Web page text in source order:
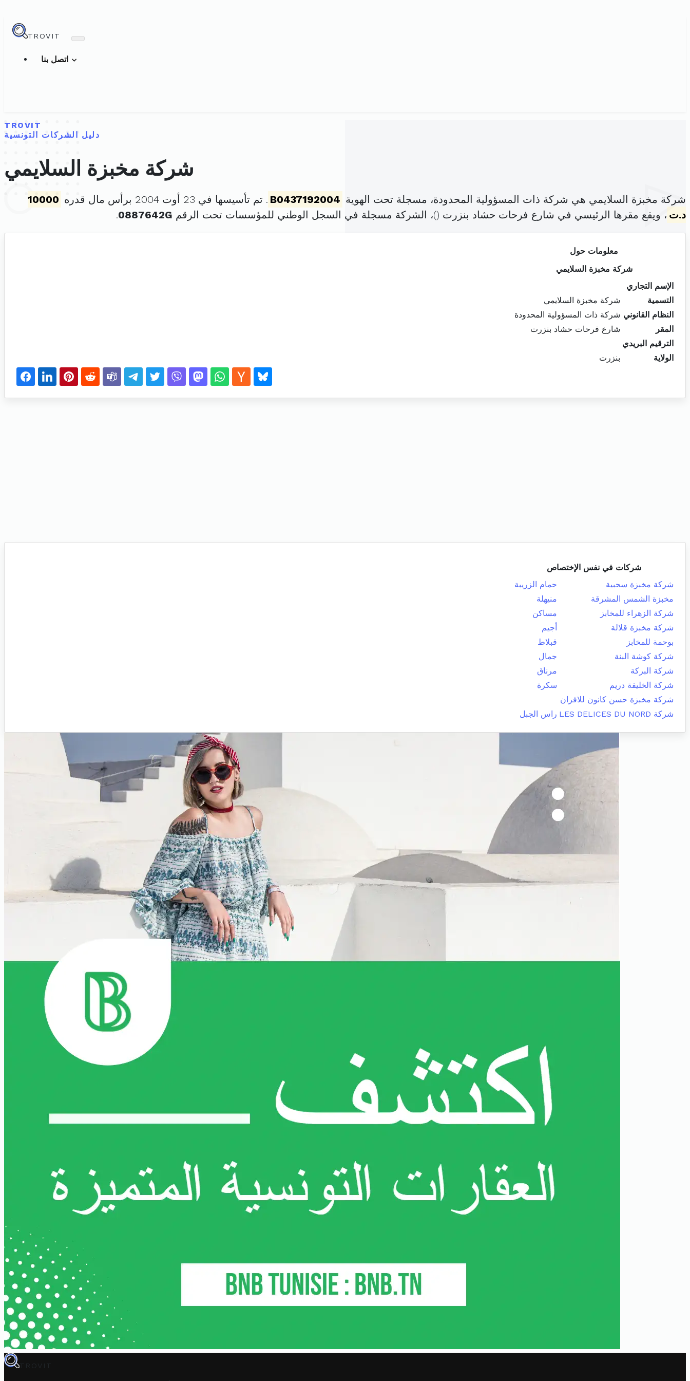
TROVIT
TROVIT
دليل الشركات التونسية
شركة مخبزة السلايمي
شركة مخبزة السلايمي هي شركة ذات المسؤولية المحدودة، مسجلة تحت الهوية B0437192004 . تم تأسيسها في 23 أوت 2004 برأس مال قدره
10000
د.ت ، ويقع مقرها الرئيسي في شارع فرحات حشاد بنزرت ()، الشركة مسجلة في السجل الوطني للمؤسسات تحت الرقم 0887642G
.
معلومات حول
شركة مخبزة السلايمي
الإسم التجاري
التسمية
شركة مخبزة السلايمي
النظام القانوني شركة ذات المسؤولية المحدودة
المقر
شارع فرحات حشاد بنزرت
الترقيم البريدي
الولاية
بنزرت
شركات في نفس الإختصاص
شركة مخبزة سحبية
حمام الزريبة
مخبزة الشمس المشرقة
منيهلة
شركة الزهراء للمخابز
مساكن
شركة مخبزة قلالة
أجيم
بوحمة للمخابز
قبلاط
شركة كوشة البنة
جمال
شركة البركة
مرناق
شركة الخليفة دريم
سكرة
شركة مخبزة حسن كانون للافران
شركة LES DELICES DU NORD
راس الجبل
TROVIT